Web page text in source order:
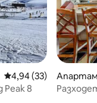
Средна оценка: 4,94
4,94 (33)
Peak 8
e